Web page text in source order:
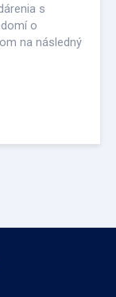
s
o
na následný